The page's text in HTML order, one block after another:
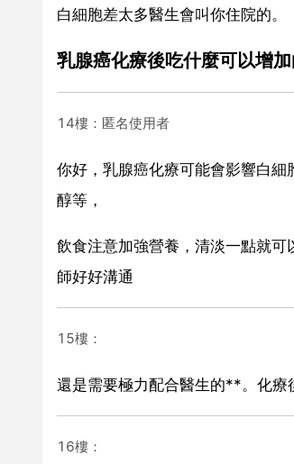
白細胞差太多醫生會叫你住院的。
乳腺癌化療後吃什麼可以增加
14樓：匿名使用者
你好，乳腺癌化療可能會影響白
醇等，
飲食注意加強營養，清淡一點就
師好好溝通
15樓：
還是需要極力配合醫生的**。化療
16樓：